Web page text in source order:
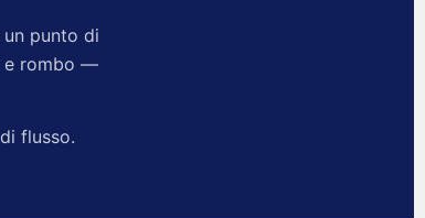
punto di
e rombo —
flusso.